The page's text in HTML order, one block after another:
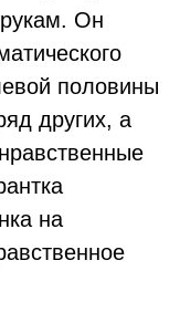
Он
половины
других, а
на